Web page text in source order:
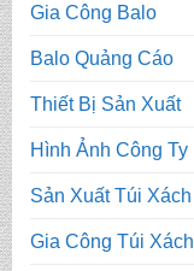
Gia Công Balo
Balo Quảng Cáo
Thiết Bị Sản Xuất
Hình Ảnh Công Ty
Sản Xuất Túi Xách
Gia Công Túi Xách